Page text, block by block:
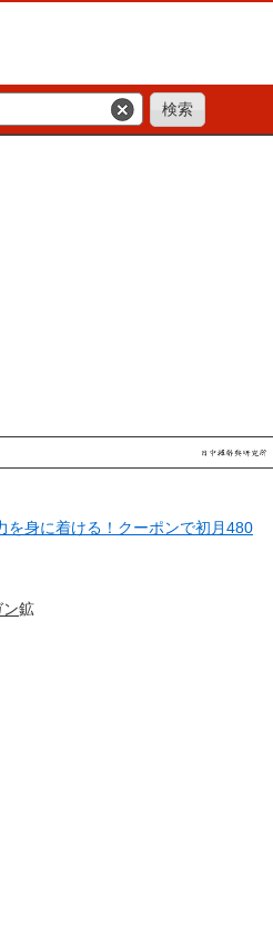
を身に着ける！クーポンで初月480
鉱